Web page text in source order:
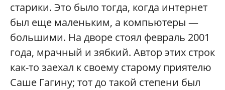
старики. Это было тогда, когда интернет
был еще маленьким, а компьютеры —
большими. На дворе стоял февраль 2001
года, мрачный и зябкий. Автор этих строк
как-то заехал к своему старому приятелю
Саше Гагину; тот до такой степени был